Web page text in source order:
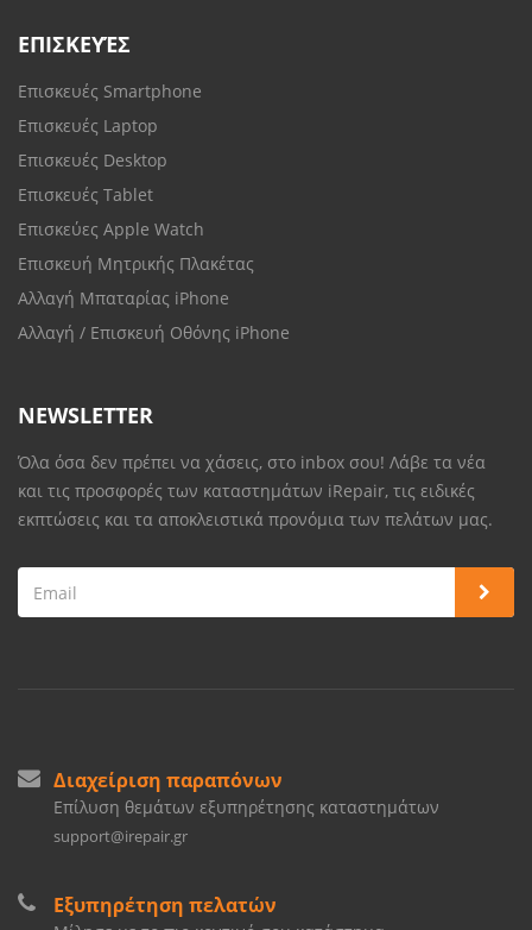
ΕΠΙΣΚΕΥΈΣ
Επισκευές Smartphone
Επισκευές Laptop
Επισκευές Desktop
Επισκευές Tablet
Επισκεύες Apple Watch
Επισκευή Μητρικής Πλακέτας
Αλλαγή Μπαταρίας iPhone
Αλλαγή / Επισκευή Οθόνης iPhone
NEWSLETTER
Όλα όσα δεν πρέπει να χάσεις, στο inbox σου! Λάβε τα νέα
και τις προσφορές των καταστημάτων iRepair, τις ειδικές
εκπτώσεις και τα αποκλειστικά προνόμια των πελάτων μας.
Διαχείριση παραπόνων
Επίλυση θεμάτων εξυπηρέτησης καταστημάτων
support@irepair.gr
Εξυπηρέτηση πελατών